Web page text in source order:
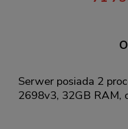
Serwer posiada 2
2698v3, 32GB RAM,